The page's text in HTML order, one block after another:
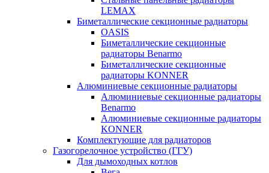
LEMAX
Биметаллические секционные радиаторы
OASIS
Биметаллические секционные
радиаторы Benarmo
Биметаллические секционные
радиаторы KONNER
Алюминиевые секционные радиаторы
Алюминиевые секционные радиаторы
Benarmo
Алюминиевые секционные радиаторы
KONNER
Комплектующие для радиаторов
Газогорелочное устройство (ГГУ)
Для дымоходных котлов